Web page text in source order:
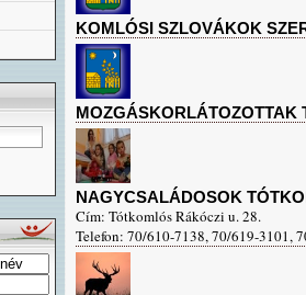
KOMLÓSI SZLOVÁKOK
MOZGÁSKORLÁTOZOTTAK
NAGYCSALÁDOSOK
Cím: Tótkomlós Rákóczi u. 28.
Telefon: 70/610-7138, 70/619-3101,